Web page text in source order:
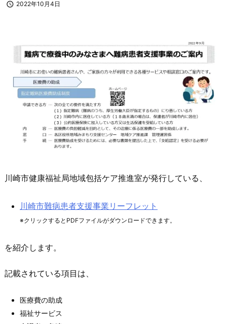
 2022年10月4日
川崎市健康福祉局地域包括ケア推進室が発行している、
川崎市難病患者支援事業リーフレット
※クリックするとPDFファイルがダウンロードできます。
を紹介します。
記載されている項目は、
医療費の助成
福祉サービス